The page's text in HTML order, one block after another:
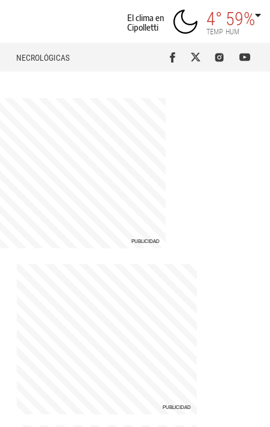
El clima en
Cipolletti
4°
TEMP
59%
HUM
NECROLÓGICAS